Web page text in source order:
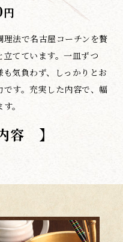
円
法で名古屋コーチンを贅
てています。一皿ずつ
気負わず、しっかりとお
す。充実した内容で、幅
。
容 】